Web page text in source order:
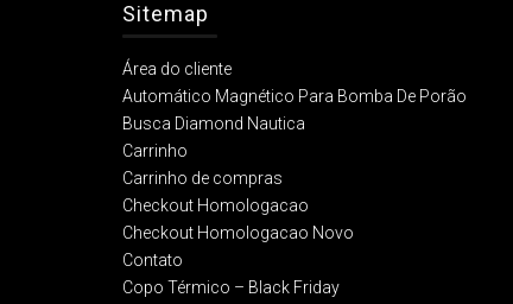
Sitemap
Área do cliente
Automático Magnético Para Bomba De Porão
Busca Diamond Nautica
Carrinho
Carrinho de compras
Checkout Homologacao
Checkout Homologacao Novo
Contato
Copo Térmico – Black Friday